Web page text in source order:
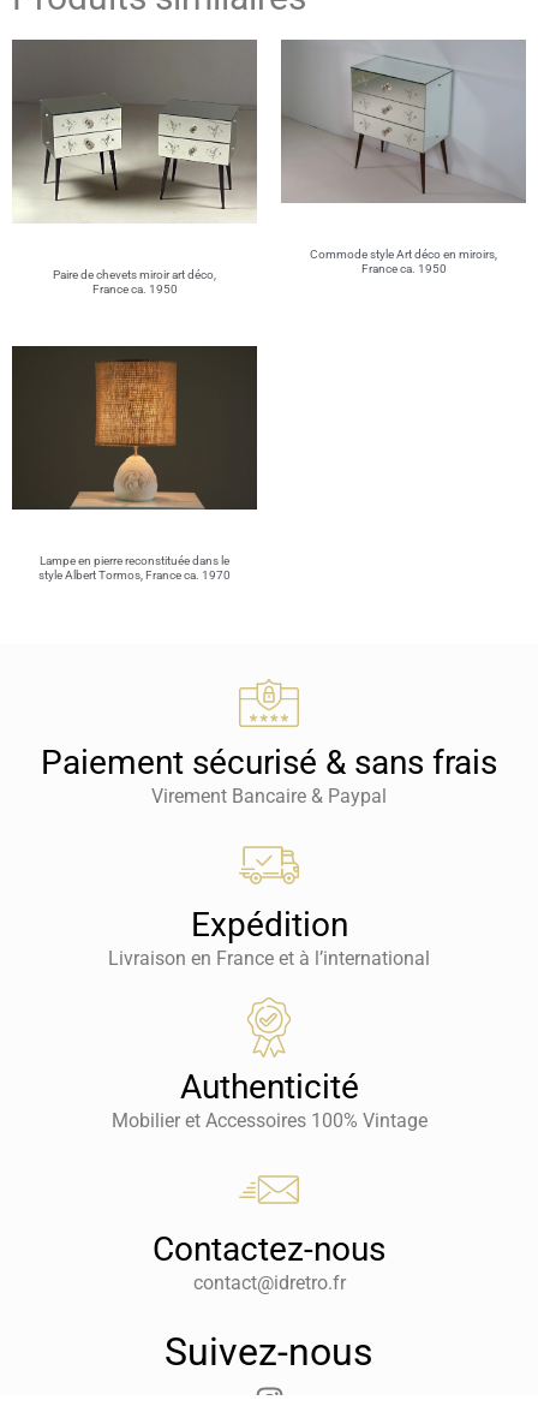
Paire de chevets miroir art déco,
France ca. 1950
Commode style Art déco en miroirs,
France ca. 1950
Lampe en pierre reconstituée dans le
style Albert Tormos, France ca. 1970
Paiement sécurisé & sans frais
Virement Bancaire & Paypal
Expédition
Livraison en France et à l’international
Authenticité
Mobilier et Accessoires 100% Vintage
Contactez-nous
contact@idretro.fr
Suivez-nous